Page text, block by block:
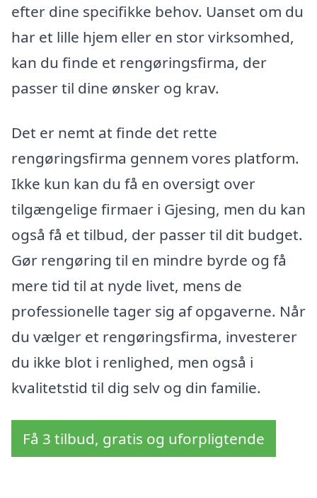
efter dine specifikke behov. Uanset om du
har et lille hjem eller en stor virksomhed,
kan du finde et rengøringsfirma, der
passer til dine ønsker og krav.
Det er nemt at finde det rette
rengøringsfirma gennem vores platform.
Ikke kun kan du få en oversigt over
tilgængelige firmaer i Gjesing, men du kan
også få et tilbud, der passer til dit budget.
Gør rengøring til en mindre byrde og få
mere tid til at nyde livet, mens de
professionelle tager sig af opgaverne. Når
du vælger et rengøringsfirma, investerer
du ikke blot i renlighed, men også i
kvalitetstid til dig selv og din familie.
Få 3 tilbud, gratis og uforpligtende